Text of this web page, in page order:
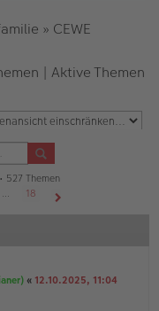
» CEWE
| Aktive Themen
527 Themen
…
18
« 12.10.2025, 11:04